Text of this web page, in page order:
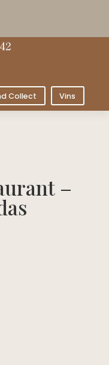
Collect Vins
–